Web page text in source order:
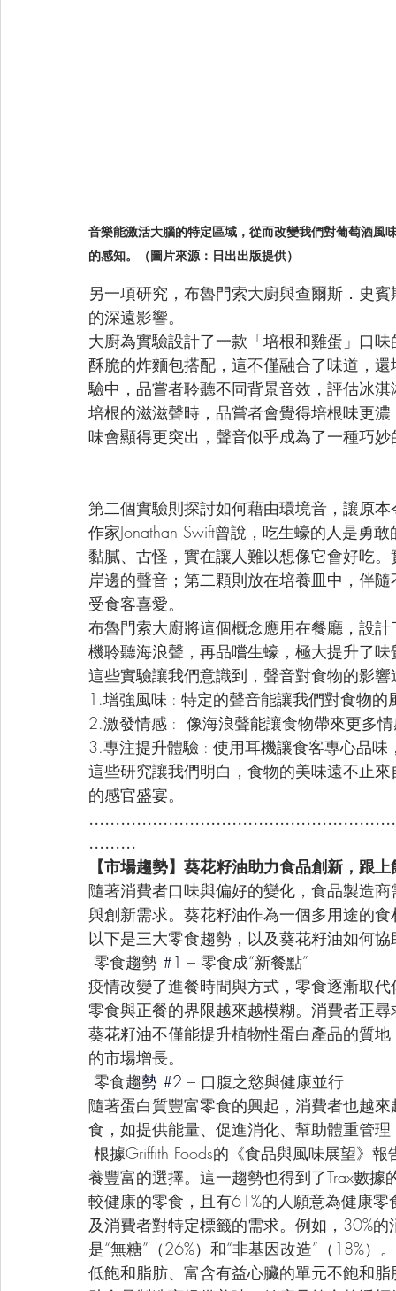
音樂能激活大腦的特定區域，從而改變我們對葡萄酒風
的感知。（圖片來源：日出出版提供）
另一項研究，布魯門索大廚與查爾斯．史賓
的深遠影響。
大廚為實驗設計了一款「培根和雞蛋」口
酥脆的炸麵包搭配，這不僅融合了味道，
驗中，品嘗者聆聽不同背景音效，評估冰
培根的滋滋聲時，品嘗者會覺得培根味更
味會顯得更突出，聲音似乎成為了一種巧
第二個實驗則探討如何藉由環境音，讓原
作家Jonathan Swift曾說，吃生蠔的人是勇
黏膩、古怪，實在讓人難以想像它會好吃
岸邊的聲音；第二顆則放在培養皿中，伴
受食客喜愛。
布魯門索大廚將這個概念應用在餐廳，設
機聆聽海浪聲，再品嚐生蠔，極大提升了味
這些實驗讓我們意識到，聲音對食物的影
1.增強風味 : 特定的聲音能讓我們對食物的
2.激發情感 :  像海浪聲能讓食物帶來更多
3.專注提升體驗 : 使用耳機讓食客專心品
這些研究讓我們明白，食物的美味遠不止
的感官盛宴。
.........
【市場趨勢】葵花籽油助力食品創新，跟
隨著消費者口味與偏好的變化，食品製造
與創新需求。葵花籽油作為一個多用途的
以下是三大零食趨勢，以及葵花籽油如何
零食趨勢 #1 – 零食成“新餐點”
疫情改變了進餐時間與方式，零食逐漸取
零食與正餐的界限越來越模糊。消費者正
葵花籽油不僅能提升植物性蛋白產品的質
的市場增長。
零食趨勢 #2 – 口腹之慾與健康並行
隨著蛋白質豐富零食的興起，消費者也越
食，如提供能量、促進消化、幫助體重管
根據Griffith Foods的《食品與風味展望》
養豐富的選擇。這一趨勢也得到了Trax數
較健康的零食，且有61%的人願意為健康
及消費者對特定標籤的需求。例如，30%
是“無糖”（26%）和“非基因改造”（18%）。
低飽和脂肪、富含有益心臟的單元不飽和